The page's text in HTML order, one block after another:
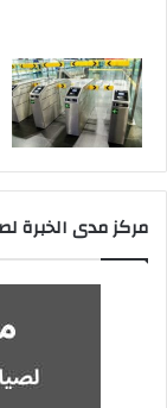
مركز مدى الخبرة